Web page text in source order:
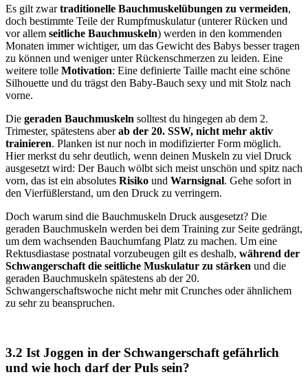
Es gilt zwartraditionelle Bauchmuskelübungen zu vermeiden,
doch bestimmte Teile der Rumpfmuskulatur (unterer Rücken und
vor allem seitliche Bauchmuskeln) werden in den kommenden
Monaten immer wichtiger, um das Gewicht des Babys besser tragen
zu können und weniger unter Rückenschmerzen zu leiden. Eine
weitere tolle Motivation: Eine definierte Taille macht eine schöne
Silhouette und du trägst den Baby-Bauch sexy und mit Stolz nach
vorne.
Die geraden Bauchmuskeln solltest du hingegen ab dem 2.
Trimester, spätestens aberab der 20. SSW, nicht mehr aktiv
trainieren. Planken ist nur noch in modifizierter Form möglich.
Hier merkst du sehr deutlich, wenn deinen Muskeln zu viel Druck
ausgesetzt wird: Der Bauch wölbt sich meist unschön und spitz nach
vorn, das ist ein absolutes Risiko und Warnsignal. Gehe sofort in
den Vierfüßlerstand, um den Druck zu verringern.
Doch warum sind die Bauchmuskeln Druck ausgesetzt? Die
geraden Bauchmuskeln werden bei dem Training zur Seite gedrängt,
um dem wachsenden Bauchumfang Platz zu machen. Um eine
Rektusdiastase postnatal vorzubeugen gilt es deshalb, während der
Schwangerschaft die seitliche Muskulatur zu stärken und die
geraden Bauchmuskeln spätestens ab der 20.
Schwangerschaftswoche nicht mehr mit Crunches oder ähnlichem
zu sehr zu beanspruchen.
3.2 Ist Joggen in der Schwangerschaft gefährlich
und wie hoch darf der Puls sein?